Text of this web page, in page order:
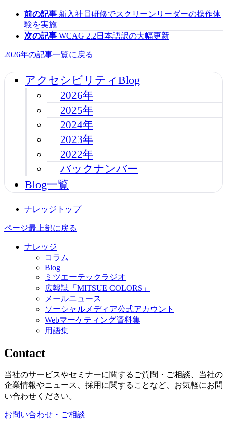
前の記事 新入社員研修でスクリーンリーダーの操作体
験を実施
次の記事 WCAG 2.2日本語訳の大幅更新
2026年の記事一覧に戻る
アクセシビリティBlog
2026年
2025年
2024年
2023年
2022年
バックナンバー
Blog一覧
ナレッジトップ
ページ最上部に戻る
ナレッジ
コラム
Blog
ミツエーテックラジオ
広報誌「MITSUE COLORS」
メールニュース
ソーシャルメディア公式アカウント
Webマーケティング資料集
用語集
Contact
当社のサービスやセミナーに関するご質問・ご相談、当社の
企業情報やニュース、採用に関することなど、お気軽にお問
い合わせください。
お問い合わせ・ご相談